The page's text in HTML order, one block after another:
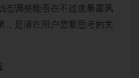
态调整能否在不过度暴露风
，是潜在用户需要思考的关